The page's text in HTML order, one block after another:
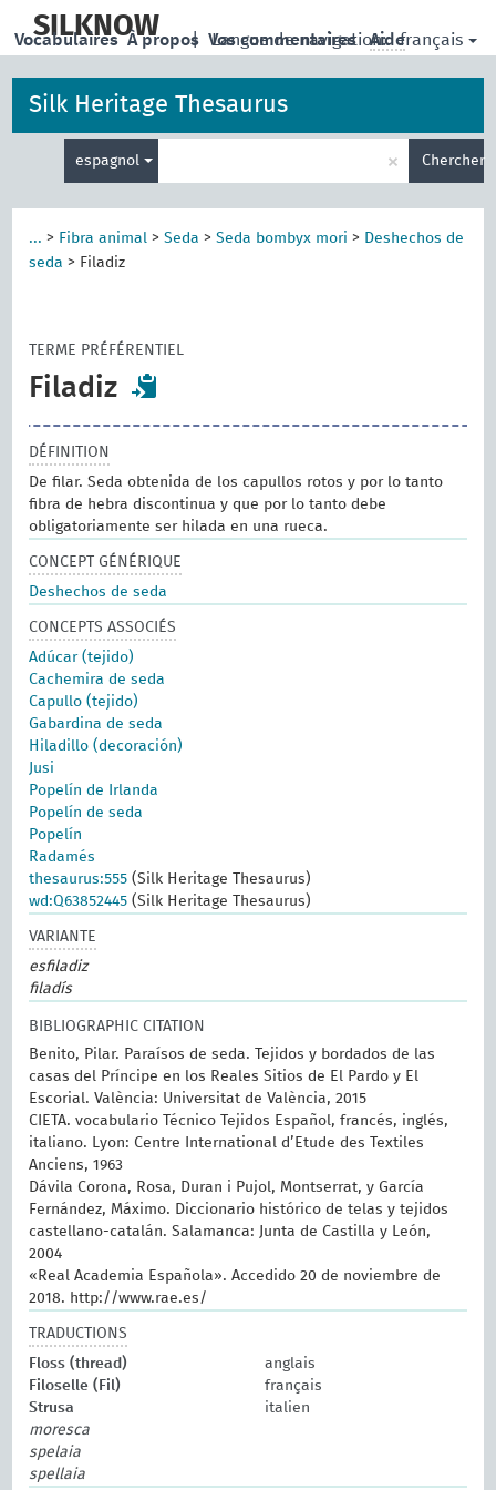
main
SILKNOW | Langue de navigation: français
Vocabulaires À propos Vos commentaires Aide
Silk Heritage Thesaurus
espagnol
de
recherche
× Chercher
... > Fibra animal >Seda >Seda bombyx mori > Deshechos de
seda > Filadiz
TERME PRÉFÉRENTIEL
Filadiz
DÉFINITION
De filar. Seda obtenida de los capullos rotos y por lo tanto
fibra de hebra discontinua y que por lo tanto debe
obligatoriamente ser hilada en una rueca.
CONCEPT GÉNÉRIQUE
Deshechos de seda
CONCEPTS ASSOCIÉS
Adúcar (tejido)
Cachemira de seda
Capullo (tejido)
Gabardina de seda
Hiladillo (decoración)
Jusi
Popelín de Irlanda
Popelín de seda
Popelín
Radamés
thesaurus:555 (Silk Heritage Thesaurus)
wd:Q63852445 (Silk Heritage Thesaurus)
VARIANTE
esfiladiz
filadís
BIBLIOGRAPHIC CITATION
Benito, Pilar. Paraísos de seda. Tejidos y bordados de las
casas del Príncipe en los Reales Sitios de El Pardo y El
Escorial. València: Universitat de València, 2015
CIETA. vocabulario Técnico Tejidos Español, francés, inglés,
italiano. Lyon: Centre International d’Etude des Textiles
Anciens, 1963
Dávila Corona, Rosa, Duran i Pujol, Montserrat, y García
Fernández, Máximo. Diccionario histórico de telas y tejidos
castellano-catalán. Salamanca: Junta de Castilla y León,
2004
«Real Academia Española». Accedido 20 de noviembre de
2018. http://www.rae.es/
TRADUCTIONS
Floss (thread)
anglais
Filoselle (Fil)
français
Strusa
italien
moresca
spelaia
spellaia